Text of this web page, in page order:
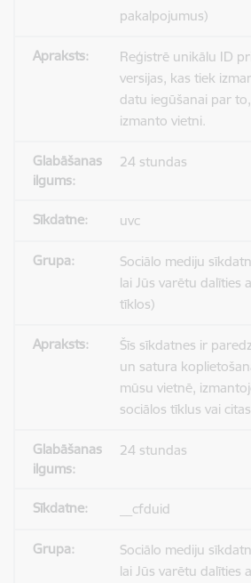
pakalpojumus)
Reģistrē unikālu ID
versijas, kas tiek
datu iegūšanai par
izmanto vietni.
24 stundas
uvc
Sociālo mediju
lai Jūs varētu dalīties
tīklos)
Šīs sīkdatnes ir
un satura
mūsu vietnē,
sociālos tīklus vai
24 stundas
__cfduid
Sociālo mediju
lai Jūs varētu dalīties